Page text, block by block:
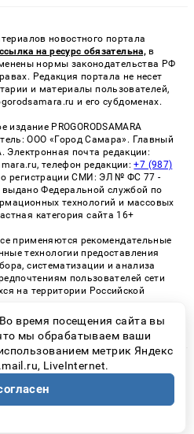
новостного портала
на ресурс обязательна, в
нормы законодательства РФ
Редакция портала не несет
и материалы пользователей,
и его субдоменах.
издание PROGORODSAMARA
ООО «Город Самара». Главный
Электронная почта редакции:
телефон редакции:+7 (987)
о регистрации СМИ: ЭЛ № ФС 77 -
выдано Федеральной службой по
технологий и массовых
категория сайта 16+
применяются рекомендательные
технологии предоставления
систематизации и анализа
пользователей сети
на территории Российской
рекомендательных
обменной сети
«СМИ2» (PDF)
| Все права защищены
сайта 16+
время посещения сайта вы
мы обрабатываем ваши
метрик Яндекс
LiveInternet.